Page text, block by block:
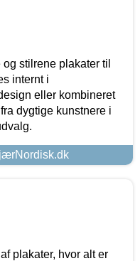
stilrene plakater til
internt i
eller kombineret
dygtige kunstnere i
plakater, hvor alt er